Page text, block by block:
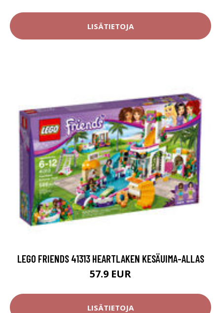
LISÄTIETOJA
LEGO FRIENDS 41313 HEARTLAKEN KESÄUIMA-ALLAS
57.9 EUR
LISÄTIETOJA